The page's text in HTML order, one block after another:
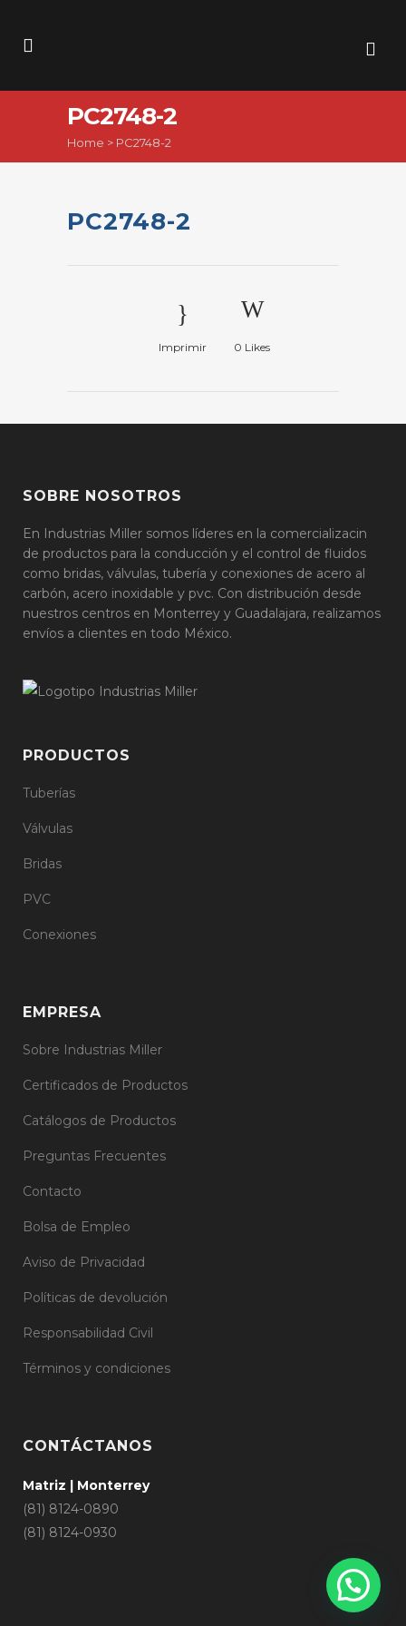
PC2748-2
Home > PC2748-2
PC2748-2
Imprimir 0 Likes
SOBRE NOSOTROS
En Industrias Miller somos líderes en la comercializacin
de productos para la conducción y el control de fluidos
como bridas, válvulas, tubería y conexiones de acero al
carbón, acero inoxidable y pvc. Con distribución desde
nuestros centros en Monterrey y Guadalajara, realizamos
envíos a clientes en todo México.
PRODUCTOS
Tuberías
Válvulas
Bridas
PVC
Conexiones
EMPRESA
Sobre Industrias Miller
Certificados de Productos
Catálogos de Productos
Preguntas Frecuentes
Contacto
Bolsa de Empleo
Aviso de Privacidad
Políticas de devolución
Responsabilidad Civil
Términos y condiciones
CONTÁCTANOS
Matriz | Monterrey
(81) 8124-0890
(81) 8124-0930